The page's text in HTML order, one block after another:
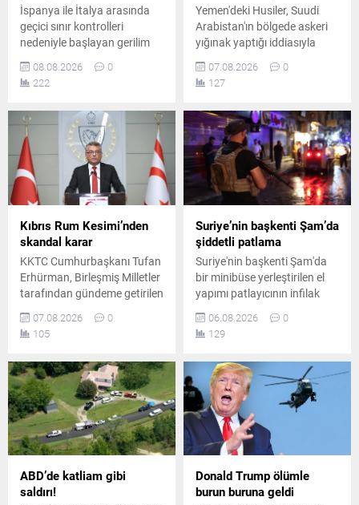
İspanya ile İtalya arasında
geçici sınır kontrolleri
nedeniyle başlayan gerilim
büyüdü. İspanya, İtalya’nın
kontrolleri kaldırmaması
üzerine karşılık verme kararı
kadar sürecek.
08.08.2026
0
222
Yemen'deki Husiler, Suudi
Arabistan'ın bölgede askeri
yığınak yaptığı iddiasıyla
hükümete bağlı kamplara
balistik füze ve İHA'larla
saldırı düzenlediğini
bölgede yüzden fazla ölü
olduğu iddia edildi.
07.08.2026
0
127
Kıbrıs Rum Kesimi’nden
skandal karar
KKTC Cumhurbaşkanı Tufan
Erhürman, Birleşmiş Milletler
tarafından gündeme getirilen
yönetimi tarafından geri
çevrildiğini duyurdu. Ada
tedbirler tartışılmaya devam
ediyor.
07.08.2026
0
105
Suriye’nin başkenti Şam’da
şiddetli patlama
Suriye'nin başkenti Şam'da
bir minibüse yerleştirilen el
yapımı patlayıcının infilak
yaralıların olduğu bildirildi.
Saldırının Ceramana
açıklandı.
06.08.2026
0
129
ABD’de katliam gibi
saldırı!
Donald Trump ölümle
burun buruna geldi